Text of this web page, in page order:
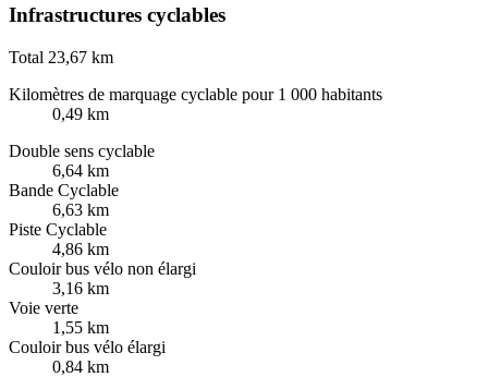
Infrastructures cyclables
Total 23,67 km
Kilomètres de marquage cyclable pour 1 000 habitants
0,49 km
Double sens cyclable
6,64 km
Bande Cyclable
6,63 km
Piste Cyclable
4,86 km
Couloir bus vélo non élargi
3,16 km
Voie verte
1,55 km
Couloir bus vélo élargi
0,84 km